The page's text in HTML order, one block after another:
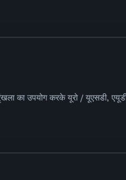
का उपयोग करके यूरो / यूएसडी,